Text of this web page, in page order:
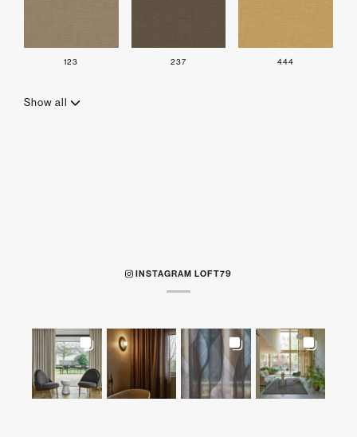
123 237 444
Show all
INSTAGRAM LOFT79